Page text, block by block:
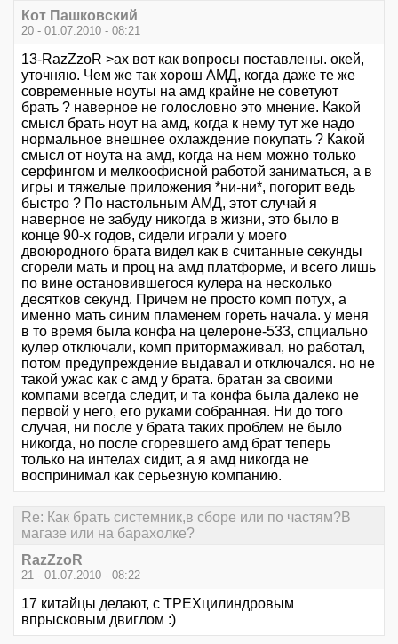
Кот Пашковский
20 - 01.07.2010 - 08:21
13-RazZzoR >ах вот как вопросы поставлены. окей,
уточняю. Чем же так хорош АМД, когда даже те же
современные ноуты на амд крайне не советуют
брать ? наверное не голословно это мнение. Какой
смысл брать ноут на амд, когда к нему тут же надо
нормальное внешнее охлаждение покупать ? Какой
смысл от ноута на амд, когда на нем можно только
серфингом и мелкоофисной работой заниматься, а в
игры и тяжелые приложения *ни-ни*, погорит ведь
быстро ? По настольным АМД, этот случай я
наверное не забуду никогда в жизни, это было в
конце 90-х годов, сидели играли у моего
двоюродного брата видел как в считанные секунды
сгорели мать и проц на амд платформе, и всего лишь
по вине остановившегося кулера на несколько
десятков секунд. Причем не просто комп потух, а
именно мать синим пламенем гореть начала. у меня
в то время была конфа на целероне-533, спциально
кулер отключали, комп притормаживал, но работал,
потом предупреждение выдавал и отключался. но не
такой ужас как с амд у брата. братан за своими
компами всегда следит, и та конфа была далеко не
первой у него, его руками собранная. Ни до того
случая, ни после у брата таких проблем не было
никогда, но после сгоревшего амд брат теперь
только на интелах сидит, а я амд никогда не
воспринимал как серьезную компанию.
Re: Как брать системник,в сборе или по частям?В
магазе или на барахолке?
RazZzoR
21 - 01.07.2010 - 08:22
17 китайцы делают, с ТРЕХцилиндровым
впрысковым двиглом :)